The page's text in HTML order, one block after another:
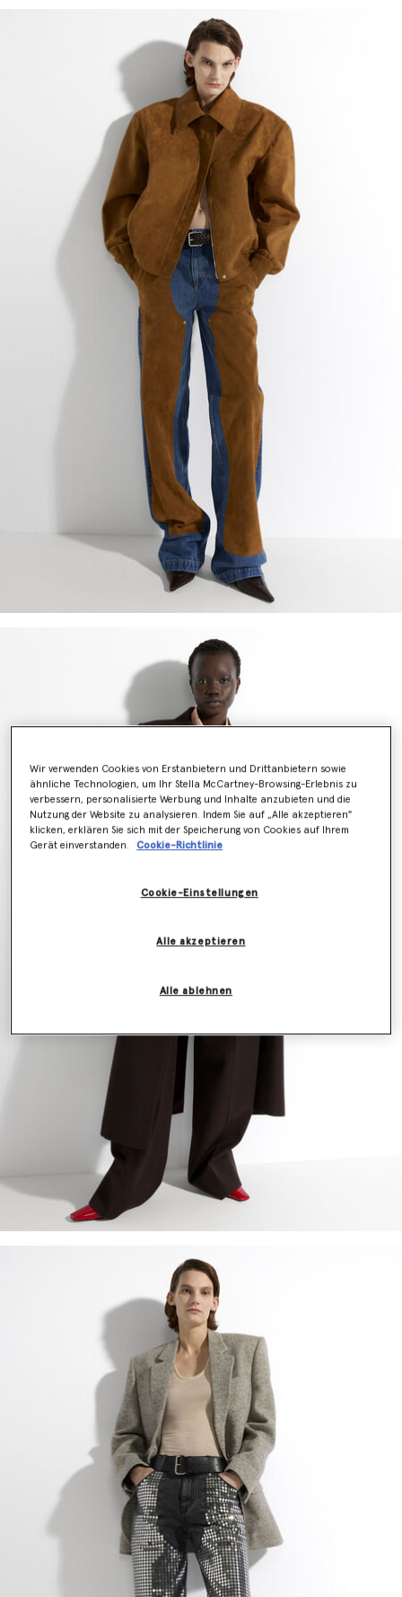
Wir verwenden Cookies von Erstanbietern und Drittanbietern sowie
ähnliche Technologien, um Ihr Stella McCartney-Browsing-Erlebnis zu
verbessern, personalisierte Werbung und Inhalte anzubieten und die
Nutzung der Website zu analysieren. Indem Sie auf „Alle akzeptieren"
klicken, erklären Sie sich mit der Speicherung von Cookies auf Ihrem
Gerät einverstanden.
Cookie-Richtlinie
Cookie-Einstellungen
Alle ablehnen
Alle akzeptieren